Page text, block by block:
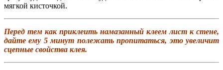
мягкой кисточкой.
Перед тем как приклеить намазанный клеем лист к стене,
дайте ему 5 минут полежать пропитаться, это увеличит
сцепные свойства клея.